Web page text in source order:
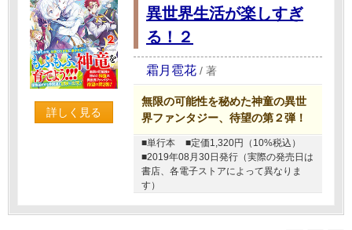
詳しく見る
異世界生活が楽しすぎ
る！２
霜月雹花 / 著
無限の可能性を秘めた神童の異世
界ファンタジー、待望の第２弾！
■単行本
■定価1,320円（10%税込）
■2019年08月30日発行（実際の発売日は
書店、各電子ストアによって異なりま
す）